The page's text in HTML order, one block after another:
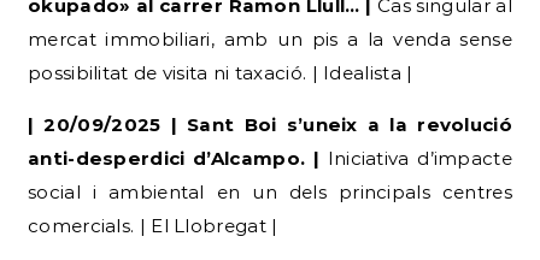
| 20/09/2025 | Sant Boi s’uneix a la revolució
anti-desperdici d’Alcampo. |Iniciativa d’impacte
comercials. | El Llobregat |